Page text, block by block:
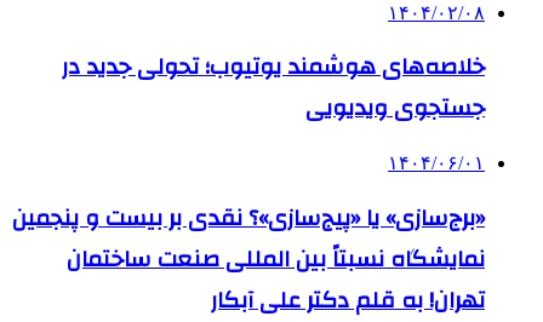
۱۴۰۴/۰۲/۰۸
خلاصه‌های هوشمند یوتیوب؛ تحولی جدید در
جستجوی ویدیویی
۱۴۰۴/۰۶/۰۱
«برج‌سازی» یا «پیج‌سازی»؟ نقدی بر بیست و پنجمین
نمایشگاه نسبتاً بین المللی صنعت ساختمان
تهران! به قلم دکتر علی آبکار